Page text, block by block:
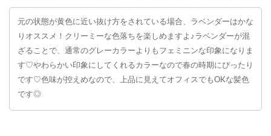
元の状態が黄色に近い抜け方をされている場合、ラベンダーはかな
りオススメ！クリーミーな色落ちを楽しめますよ♪ラベンダーが混
ざることで、通常のグレーカラーよりもフェミニンな印象になりま
す♡やわらかい印象にしてくれるカラーなので春の時期にぴったり
です♡色味が控えめなので、上品に見えてオフィスでもOKな髪色
です◎